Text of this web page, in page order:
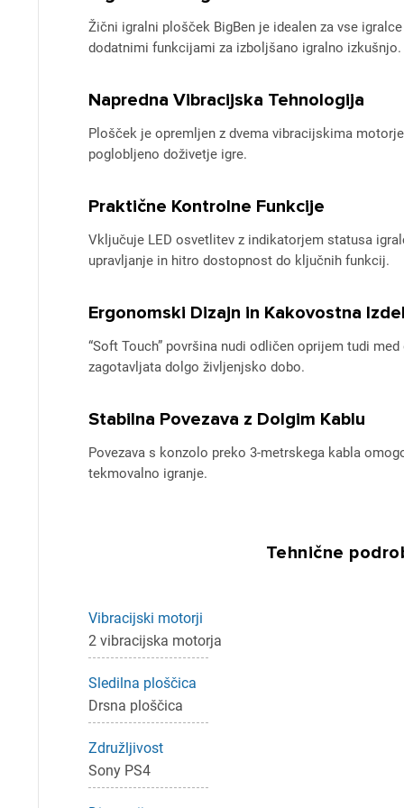
Žični igralni plošček BigBen je idealen za vse
dodatnimi funkcijami za izboljšano igralno izkušnjo.
Napredna Vibracijska Tehnologija
Plošček je opremljen z dvema vibracijskima
poglobljeno doživetje igre.
Praktične Kontrolne Funkcije
Vključuje LED osvetlitev z indikatorjem statusa
upravljanje in hitro dostopnost do ključnih funkcij.
Ergonomski Dizajn in Kakovostna
“Soft Touch” površina nudi odličen oprijem tudi
zagotavljata dolgo življenjsko dobo.
Stabilna Povezava z Dolgim Kablu
Povezava s konzolo preko 3-metrskega kabla
tekmovalno igranje.
Tehnične
Vibracijski motorji
2 vibracijska motorja
Sledilna ploščica
Drsna ploščica
Združljivost
Sony PS4